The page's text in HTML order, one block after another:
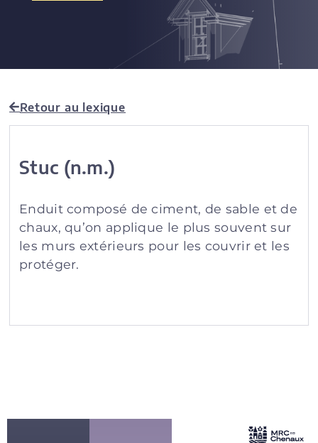
Retour au lexique
Stuc (n.m.)
Enduit composé de ciment, de sable et de
chaux, qu’on applique le plus souvent sur
les murs extérieurs pour les couvrir et les
protéger.